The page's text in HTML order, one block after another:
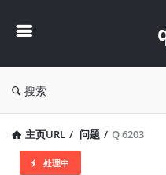
搜索
主页URL / 问题 / Q 6203
处理中